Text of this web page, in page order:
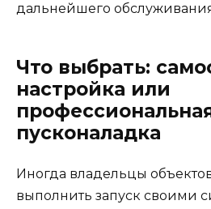
дальнейшего
Что выбрать:
настройка или
пусконаладка
Иногда владельцы
выполнить запуск своими